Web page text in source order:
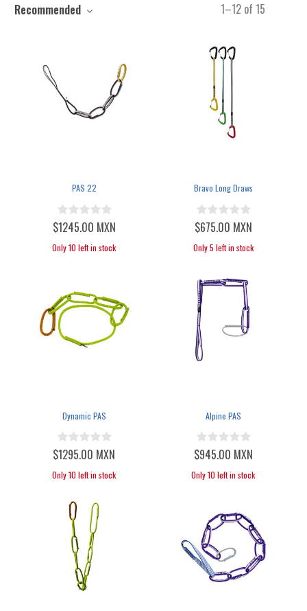
1–12 of 15
Recommended
PAS 22
$1245.00 MXN
Only 10 left in stock
Bravo Long Draws
$675.00 MXN
Only 5 left in stock
Dynamic PAS
$1295.00 MXN
Only 10 left in stock
Alpine PAS
$945.00 MXN
Only 10 left in stock